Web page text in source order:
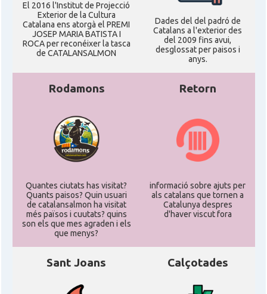
El 2016 l'Institut de Projecció
Exterior de la Cultura
Catalana ens atorgà el PREMI
JOSEP MARIA BATISTA I
ROCA per reconéixer la tasca
de CATALANSALMON
Dades del del padró de
Catalans a l'exterior des
del 2009 fins avui,
desglossat per paisos i
anys.
Rodamons
Quantes ciutats has visitat?
Quants paisos? Quin usuari
de catalansalmon ha visitat
més països i cuutats? quins
son els que mes agraden i els
que menys?
Retorn
informació sobre ajuts per
als catalans que tornen a
Catalunya despres
d'haver viscut fora
Sant Joans Calçotades